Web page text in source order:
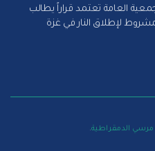
العامة تعتمد قراراً يطالب
لإطلاق النار في غزة
مرسي الدمقراطية.